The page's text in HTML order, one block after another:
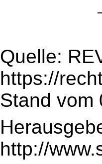
Quelle:
https://
Stand vom
http://